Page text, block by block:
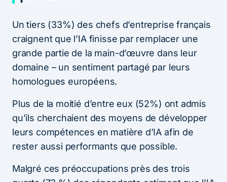
Un tiers (33%) des chefs d’entreprise français
craignent que l’IA finisse par remplacer une
grande partie de la main-d’œuvre dans leur
domaine – un sentiment partagé par leurs
homologues européens.
Plus de la moitié d’entre eux (52%) ont admis
qu’ils cherchaient des moyens de développer
leurs compétences en matière d’IA afin de
rester aussi performants que possible.
Malgré ces préoccupations près des trois